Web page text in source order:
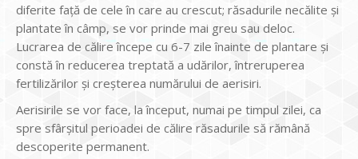
diferite față de cele în care au crescut; răsadurile necălite și
plantate în câmp, se vor prinde mai greu sau deloc.
Lucrarea de călire începe cu 6-7 zile înainte de plantare și
constă în reducerea treptată a udărilor, întreruperea
fertilizărilor și creșterea numărului de aerisiri.
Aerisirile se vor face, la început, numai pe timpul zilei, ca
spre sfârșitul perioadei de călire răsadurile să rămână
descoperite permanent.